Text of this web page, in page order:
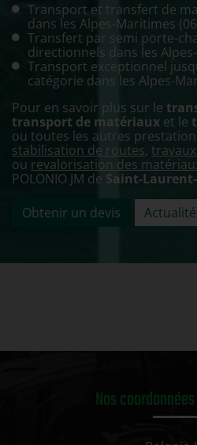
Transport et transfert de
dans les Alpes-Maritimes
Transfert par semi porte-
directionnels dans les
Transport exceptionnel
catégorie dans les Alpes-
Pour en savoir plus sur le
transport de matériaux et le
ou toutes les autres
stabilisation de routes,
ou revalorisation des
POLONIO JM de Saint-
Obtenir un devis
Nos